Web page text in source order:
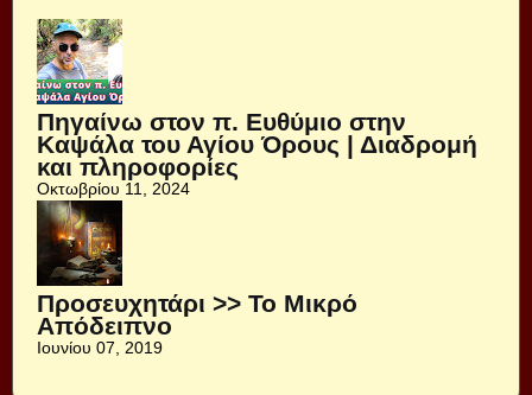
Πηγαίνω στον π. Ευθύμιο στην
Καψάλα του Αγίου Όρους | Διαδρομή
και πληροφορίες
Οκτωβρίου 11, 2024
Προσευχητάρι >> Το Μικρό
Απόδειπνο
Ιουνίου 07, 2019